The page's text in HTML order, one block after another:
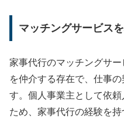
マッチングサービス
家事代行のマッチングサ
を仲介する存在で、仕事
す。個人事業主として依
ため、家事代行の経験を